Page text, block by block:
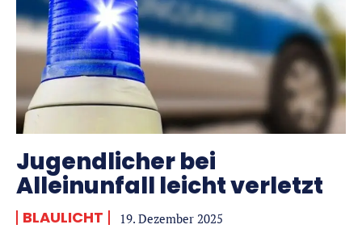
Jugendlicher bei
Alleinunfall leicht verletzt
BLAULICHT 19. Dezember 2025